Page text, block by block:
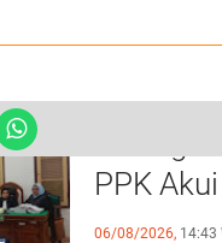
Sumatera Utara Tuntut
PPK
06/08/2026, 14:43